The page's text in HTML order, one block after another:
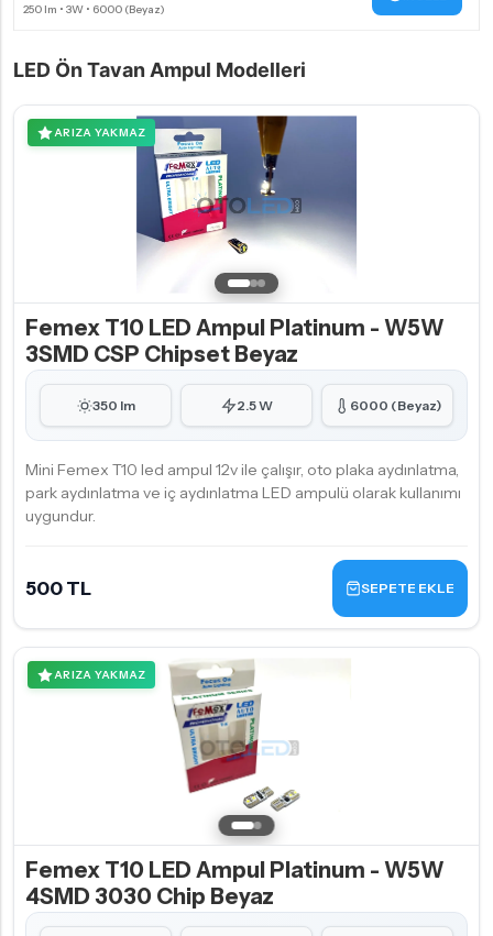
LED Ön Tavan Ampul Modelleri
ARIZA YAKMAZ
Femex T10 LED Ampul Platinum - W5W
3SMD CSP Chipset Beyaz
350 lm 2.5 W 6000 (Beyaz)
Mini Femex T10 led ampul 12v ile çalışır, oto plaka aydınlatma,
park aydınlatma ve iç aydınlatma LED ampulü olarak kullanımı
uygundur.
500 TL SEPETE EKLE
ARIZA YAKMAZ
Femex T10 LED Ampul Platinum - W5W
4SMD 3030 Chip Beyaz